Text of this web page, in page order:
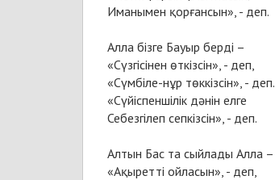
Иманымен қорғансын», - деп.
Алла бізге Бауыр берді –
«Сүзгісінен өткізсін», - деп,
«Сүмбіле-нұр төккізсін», - деп.
«Сүйіспеншілік дәнін елге
Себезгілеп сепкізсін», - деп.
Алтын Бас та сыйлады Алла –
«Ақыретті ойласын», - деп,